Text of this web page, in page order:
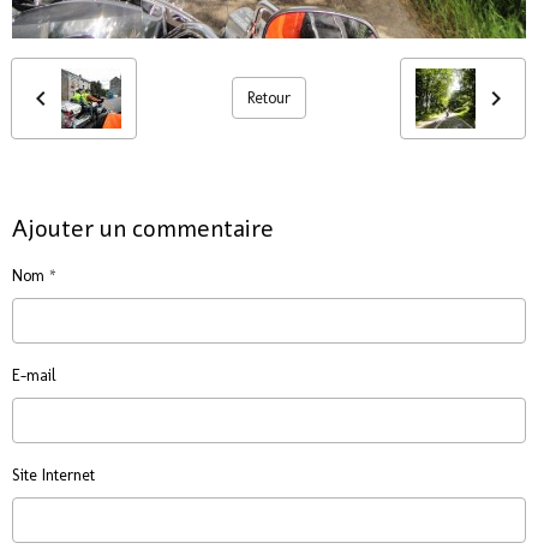
Retour
Ajouter un commentaire
Nom
E-mail
Site Internet